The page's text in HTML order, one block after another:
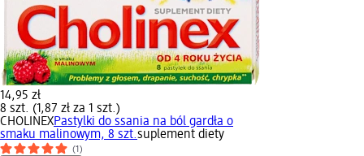
14,95 zł
8 szt. (1,87 zł za 1 szt.)
CHOLINEXPastylki do ssania na ból gardła o
smaku malinowym, 8 szt.suplement diety
(1)